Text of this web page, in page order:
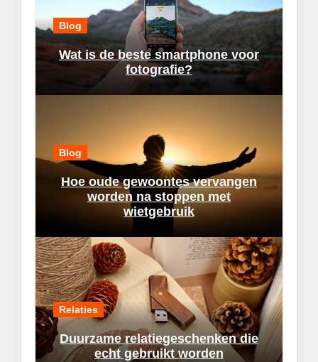
Blog
Wat is de beste smartphone voor
fotografie?
Blog
Hoe oude gewoontes vervangen
worden na stoppen met
wietgebruik
Relaties
Duurzame relatiegeschenken die
echt gebruikt worden